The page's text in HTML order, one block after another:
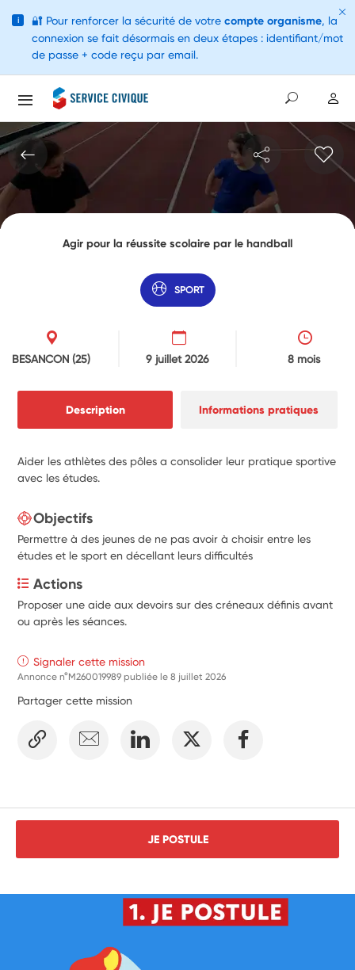
Agir pour la réussite scolaire par le handball
SPORT
BESANCON(25) 9 juillet 2026 8 mois
Description Informations pratiques
Aider les athlètes des pôles a consolider leur pratique sportive
avec les études.
Objectifs
Permettre à des jeunes de ne pas avoir à choisir entre les
études et le sport en décellant leurs difficultés
Actions
Proposer une aide aux devoirs sur des créneaux définis avant
ou après les séances.
Signaler cette mission
Annonce n°M260019989 publiée le8 juillet 2026
Partager cette mission
JE POSTULE
i 🔐 Pour renforcer la sécurité de votre compte organisme, la
connexion se fait désormais en deux étapes : identifiant/mot
de passe + code reçu par email.